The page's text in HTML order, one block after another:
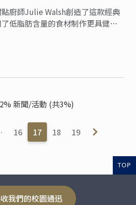
廚師Julie Walsh創造了這款經典
低脂肪含量的食材制作更具健康
加健康。
新聞/活動 (共3%)
16 17 18 19
TOP
我們的校園通迅